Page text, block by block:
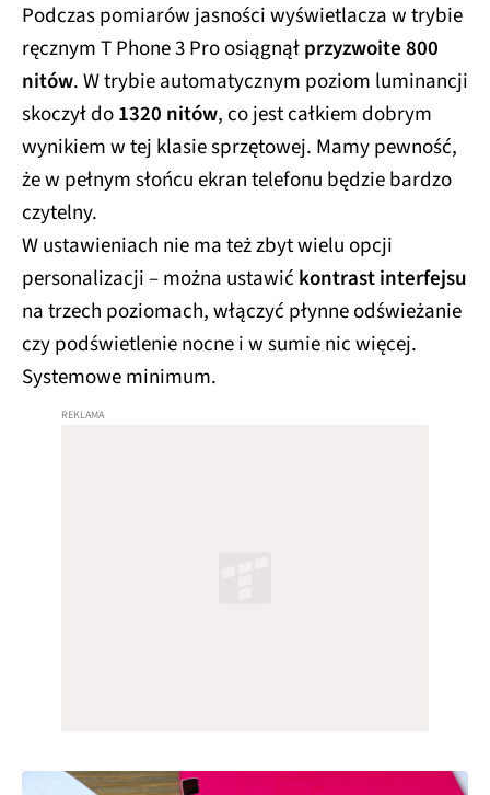
Podczas pomiarów jasności wyświetlacza w trybie
ręcznym T Phone 3 Pro osiągnąłprzyzwoite 800
nitów. W trybie automatycznym poziom luminancji
skoczył do1320 nitów, co jest całkiem dobrym
wynikiem w tej klasie sprzętowej. Mamy pewność,
że w pełnym słońcu ekran telefonu będzie bardzo
czytelny.
W ustawieniach nie ma też zbyt wielu opcji
personalizacji – można ustawić kontrast interfejsu
na trzech poziomach, włączyć płynne odświeżanie
czy podświetlenie nocne i w sumie nic więcej.
Systemowe minimum.